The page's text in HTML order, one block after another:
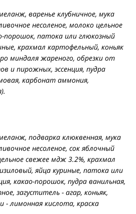
варенье клубничное, мука
несоленое, молоко цельное
порошок, патока или глюкозный
крахмал картофельный, коньяк
миндаля жареного, обрезки от
и пирожных, эссенция, пудра
карбонат аммония,
подварка клюквенная, мука
несоленое, сок яблочный
свежее мдж 3.2%, крахмал
яйца куриные, патока или
какао-порошок, пудра ванильная,
загуститель - агар, коньяк,
- лимонная кислота, краска